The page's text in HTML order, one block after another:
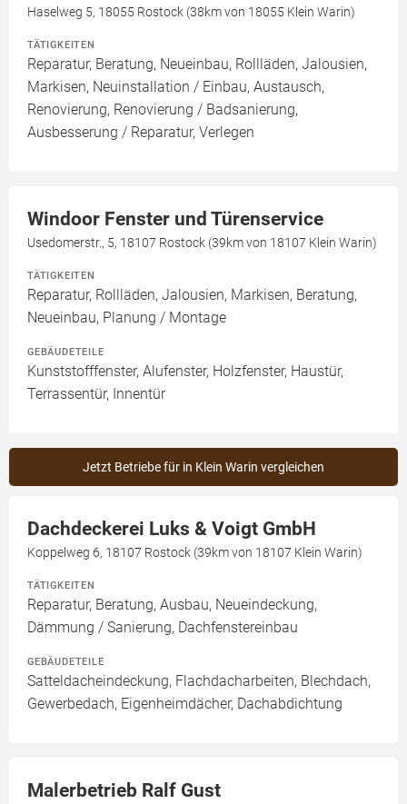
Haselweg 5, 18055 Rostock (38km von 18055 Klein Warin)
TÄTIGKEITEN
Reparatur, Beratung, Neueinbau, Rollläden, Jalousien,
Markisen, Neuinstallation / Einbau, Austausch,
Renovierung, Renovierung / Badsanierung,
Ausbesserung / Reparatur, Verlegen
Windoor Fenster und Türenservice
Usedomerstr., 5, 18107 Rostock (39km von 18107 Klein Warin)
TÄTIGKEITEN
Reparatur, Rollläden, Jalousien, Markisen, Beratung,
Neueinbau, Planung / Montage
GEBÄUDETEILE
Kunststofffenster, Alufenster, Holzfenster, Haustür,
Terrassentür, Innentür
Jetzt Betriebe für in Klein Warin vergleichen
Dachdeckerei Luks & Voigt GmbH
Koppelweg 6, 18107 Rostock (39km von 18107 Klein Warin)
TÄTIGKEITEN
Reparatur, Beratung, Ausbau, Neueindeckung,
Dämmung / Sanierung, Dachfenstereinbau
GEBÄUDETEILE
Satteldacheindeckung, Flachdacharbeiten, Blechdach,
Gewerbedach, Eigenheimdächer, Dachabdichtung
Malerbetrieb Ralf Gust